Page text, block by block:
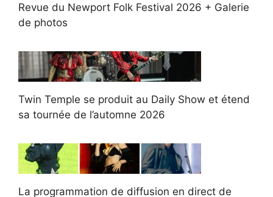
Revue du Newport Folk Festival 2026 + Galerie
de photos
Twin Temple se produit au Daily Show et étend
sa tournée de l’automne 2026
La programmation de diffusion en direct de